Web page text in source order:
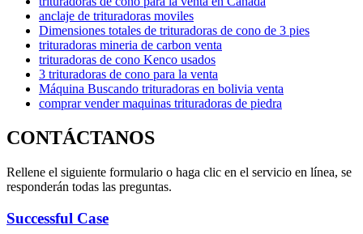
anclaje de trituradoras moviles
Dimensiones totales de trituradoras de cono de 3 pies
trituradoras mineria de carbon venta
trituradoras de cono Kenco usados
3 trituradoras de cono para la venta
Máquina Buscando trituradoras en bolivia venta
comprar vender maquinas trituradoras de piedra
CONTÁCTANOS
Rellene el siguiente formulario o haga clic en el servicio en línea, se
responderán todas las preguntas.
Successful Case